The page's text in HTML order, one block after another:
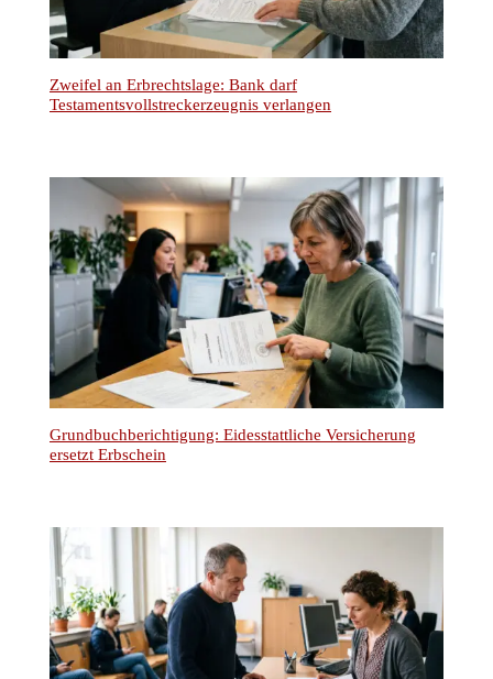
Zweifel an Erbrechtslage: Bank darf
Testamentsvollstreckerzeugnis verlangen
Grundbuchberichtigung: Eidesstattliche Versicherung
ersetzt Erbschein